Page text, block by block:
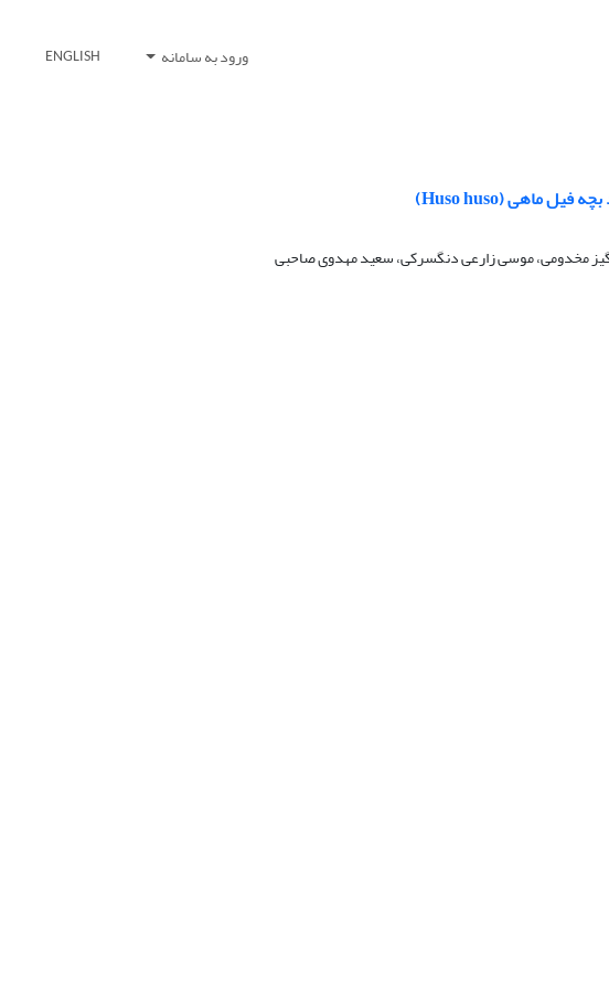
ورود به سامانه ENGLISH
مخدومی، موسی زارعی دنگسرکی، سعید مهدوی صاحبی